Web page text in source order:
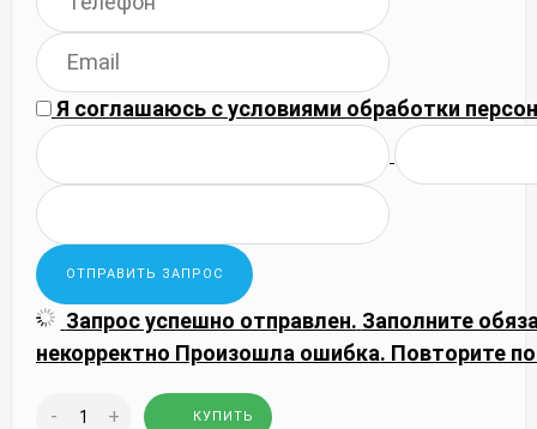
Я соглашаюсь сусловиями обработки
Запрос успешно отправлен. Заполните
некорректно Произошла ошибка. Повторите
- + КУПИТЬ